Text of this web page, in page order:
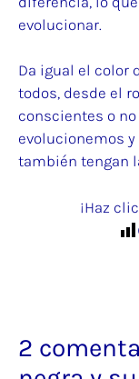
evolucionar.
Da igual el color
todos, desde el
conscientes o
evolucionemos
también tengan
¡Haz
2